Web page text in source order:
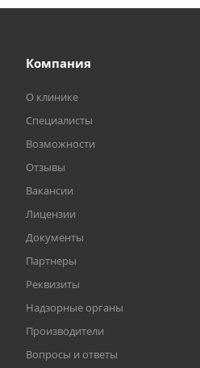
Компания
О клинике
Специалисты
Возможности
Отзывы
Вакансии
Лицензии
Документы
Партнеры
Реквизиты
Надзорные органы
Производители
Вопросы и ответы